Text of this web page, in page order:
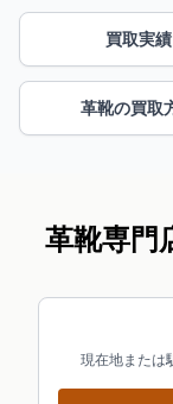
買取実績
革靴の買取
革靴専門
現在地または